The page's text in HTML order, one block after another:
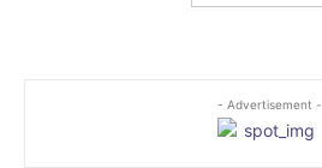
- Advertisement -